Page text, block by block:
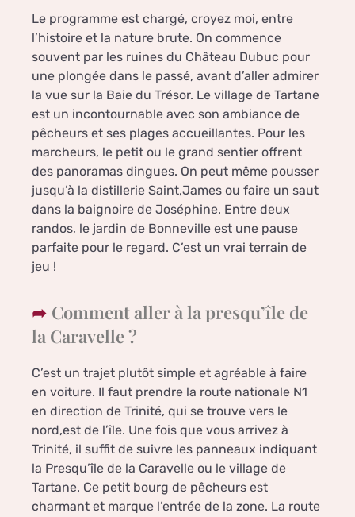
Le programme est chargé, croyez moi, entre
l’histoire et la nature brute. On commence
souvent par les ruines du Château Dubuc pour
une plongée dans le passé, avant d’aller admirer
la vue sur la Baie du Trésor. Le village de Tartane
est un incontournable avec son ambiance de
pêcheurs et ses plages accueillantes. Pour les
marcheurs, le petit ou le grand sentier offrent
des panoramas dingues. On peut même pousser
jusqu’à la distillerie Saint,James ou faire un saut
dans la baignoire de Joséphine. Entre deux
randos, le jardin de Bonneville est une pause
parfaite pour le regard. C’est un vrai terrain de
jeu !
Comment aller à la presqu’île de
la Caravelle ?
C’est un trajet plutôt simple et agréable à faire
en voiture. Il faut prendre la route nationale N1
en direction de Trinité, qui se trouve vers le
nord,est de l’île. Une fois que vous arrivez à
Trinité, il suffit de suivre les panneaux indiquant
la Presqu’île de la Caravelle ou le village de
Tartane. Ce petit bourg de pêcheurs est
charmant et marque l’entrée de la zone. La route